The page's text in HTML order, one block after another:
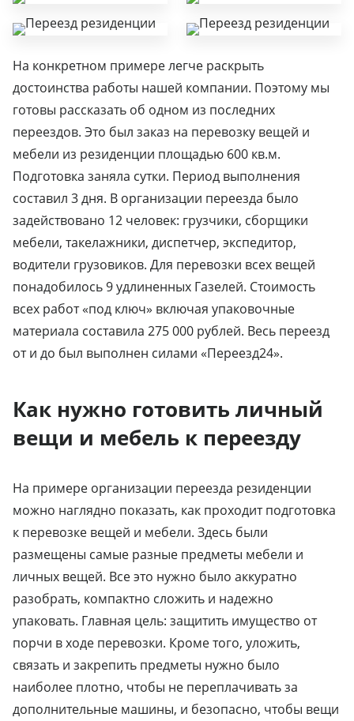
На конкретном примере легче раскрыть
достоинства работы нашей компании. Поэтому мы
готовы рассказать об одном из последних
переездов. Это был заказ на перевозку вещей и
мебели из резиденции площадью 600 кв.м.
Подготовка заняла сутки. Период выполнения
составил 3 дня. В организации переезда было
задействовано 12 человек: грузчики, сборщики
мебели, такелажники, диспетчер, экспедитор,
водители грузовиков. Для перевозки всех вещей
понадобилось 9 удлиненных Газелей. Стоимость
всех работ «под ключ» включая упаковочные
материала составила 275 000 рублей. Весь переезд
от и до был выполнен силами «Переезд24».
Как нужно готовить личный
вещи и мебель к переезду
На примере организации переезда резиденции
можно наглядно показать, как проходит подготовка
к перевозке вещей и мебели. Здесь были
размещены самые разные предметы мебели и
личных вещей. Все это нужно было аккуратно
разобрать, компактно сложить и надежно
упаковать. Главная цель: защитить имущество от
порчи в ходе перевозки. Кроме того, уложить,
связать и закрепить предметы нужно было
наиболее плотно, чтобы не переплачивать за
дополнительные машины, и безопасно, чтобы вещи